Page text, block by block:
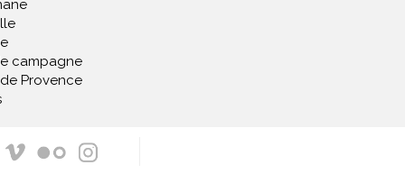
campagne
Provence